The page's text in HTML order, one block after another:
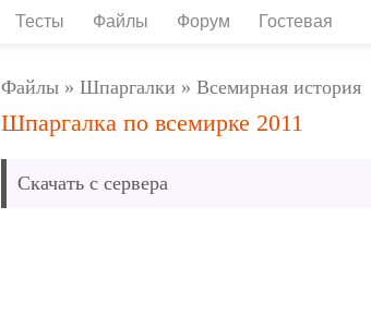
Тесты Файлы Форум Гостевая
Файлы »Шпаргалки »Всемирная история
Шпаргалка по всемирке 2011
Скачать с сервера